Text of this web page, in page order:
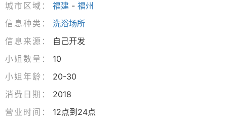
城市区域： 福建 - 福州
信息种类：
洗浴场所
信息来源：
自己开发
小姐数量：
10
小姐年龄：
20-30
消费日期：
2018
营业时间：
12点到24点